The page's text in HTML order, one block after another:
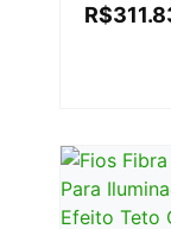
R$